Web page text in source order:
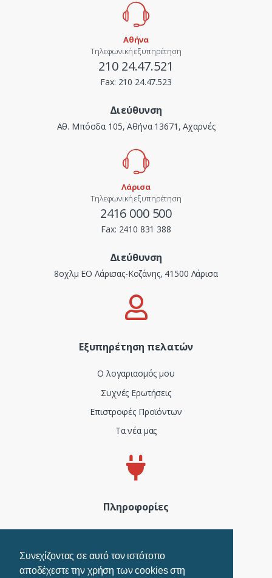
Συνεχίζοντας σε αυτό τον ιστότοπο
αποδέχεστε την χρήση των cookies στη
Αθήνα
Τηλεφωνική εξυπηρέτηση
210 24.47.521
Fax: 210 24.47.523
Διεύθυνση
Αθ. Μπόσδα 105, Αθήνα 13671, Αχαρνές
Λάρισα
Τηλεφωνική εξυπηρέτηση
2416 000 500
Fax: 2410 831 388
Διεύθυνση
8οχλμ ΕΟ Λάρισας-Κοζάνης, 41500 Λάρισα
Εξυπηρέτηση πελατών
Ο λογαριασμός μου
Συχνές Ερωτήσεις
Επιστροφές Προϊόντων
Τα νέα μας
Πληροφορίες
Όροι Χρήσης
Τρόποι Πληρωμής